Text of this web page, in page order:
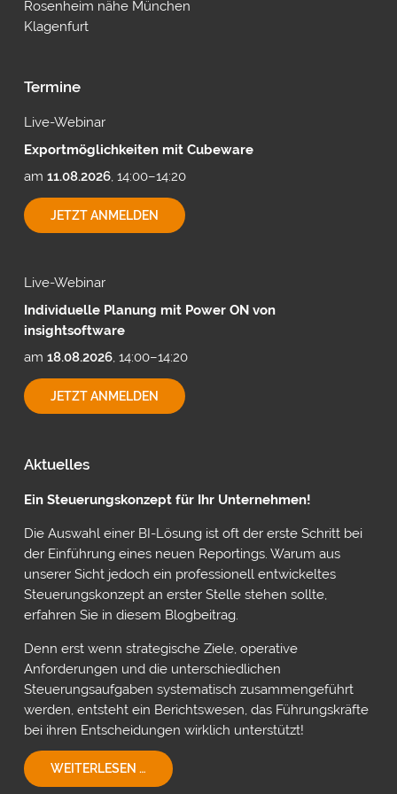
Rosenheim nähe München
Klagenfurt
Termine
Live-Webinar
Exportmöglichkeiten mit Cubeware
am 11.08.2026, 14:00–14:20
JETZT ANMELDENEXPORTMÖGLICHKEITEN
MIT
Live-Webinar
Individuelle Planung mit Power ON von
insightsoftware
am 18.08.2026, 14:00–14:20
JETZT ANMELDENINDIVIDUELLE
PLANUNG
Aktuelles
Ein Steuerungskonzept für Ihr Unternehmen!
Die Auswahl einer BI-Lösung ist oft der erste Schritt bei
der Einführung eines neuen Reportings. Warum aus
unserer Sicht jedoch ein professionell entwickeltes
Steuerungskonzept an erster Stelle stehen sollte,
erfahren Sie in diesem Blogbeitrag.
Denn erst wenn strategische Ziele, operative
Anforderungen und die unterschiedlichen
Steuerungsaufgaben systematisch zusammengeführt
werden, entsteht ein Berichtswesen, das Führungskräfte
bei ihren Entscheidungen wirklich unterstützt!
WEITERLESEN …EIN
STEUERUNGSKONZEPT